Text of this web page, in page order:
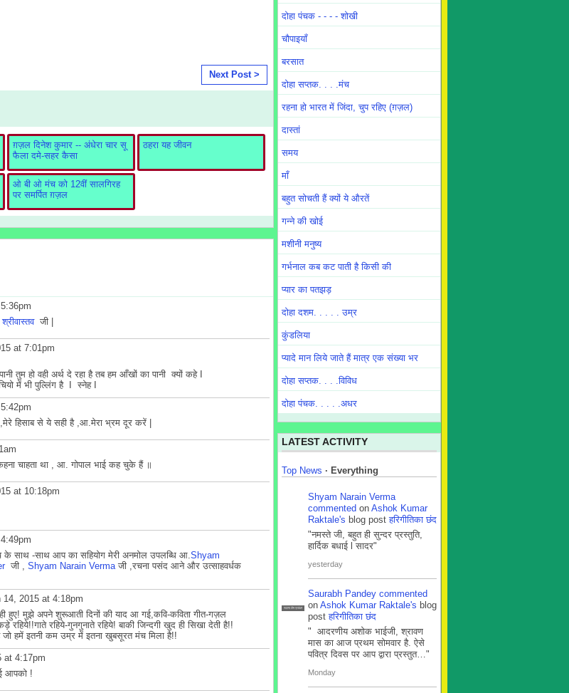
Next Post >
ग़ज़ल दिनेश कुमार -- अंधेरा चार सू
फैला दमे-सहर कैसा
ठहरा यह जीवन
ओ बी ओ मंच को 12वीं सालगिरह
पर समर्पित ग़ज़ल
जी |
at 7:01pm
तुम हो वही अर्थ दे रहा है तब हम आँखों का पानी क्यों कहे I
में भी पुल्लिंग है I स्नेह I
हिसाब से ये सही है ,आ.मेरा भ्रम दूर करें |
चाहता था , आ. गोपाल भाई कह चुके हैं ॥
at 10:18pm
साथ -साथ आप का सहियोग मेरी अनमोल उपलब्धि आ. Shyam
जी , Shyam Narain Verma जी ,रचना पसंद आने और उत्साहवर्धक
14, 2015 at 4:18pm
हुए! मुझे अपने शुरूआती दिनों की याद आ गई,कवि-कविता गीत-गज़ल
रहिये-गुनगुनाते रहिये! बाकी जिन्दगी खुद ही सिखा देती है!!
जो हमें इतनी कम उम्र में इतना खुबसूरत मंच मिला है!!
at 4:17pm
आपको !
दोहा पंचक - - - - शोखी
चौपाइयाँ
बरसात
दोहा सप्तक. . . .मंच
रहना हो भारत में जिंदा, चुप रहिए (ग़ज़ल)
दास्तां
समय
माँ
बहुत सोचती हैं क्यों ये औरतें
गन्ने की खोई
मशीनी मनुष्य
गर्भनाल कब कट पाती है किसी की
प्यार का पतझड़
दोहा दशम. . . . . उम्र
कुंडलिया
प्यादे मान लिये जाते हैं मात्र एक संख्या भर
दोहा सप्तक. . . .विविध
दोहा पंचक. . . . .अधर
LATEST ACTIVITY
Top News · Everything
Shyam Narain Verma
commented on Ashok Kumar
Raktale's blog postहरिगीतिका छंद
"नमस्ते जी, बहुत ही सुन्दर प्रस्तुति,
हार्दिक बधाई l सादर"
yesterday
सदस्य टीम प्रबंधन
Saurabh Pandey commented
on Ashok Kumar Raktale's blog
postहरिगीतिका छंद
" आदरणीय अशोक भाईजी, श्रावण
मास का आज प्रथम सोमवार है. ऐसे
पवित्र दिवस पर आप द्वारा प्रस्तुत…"
Monday